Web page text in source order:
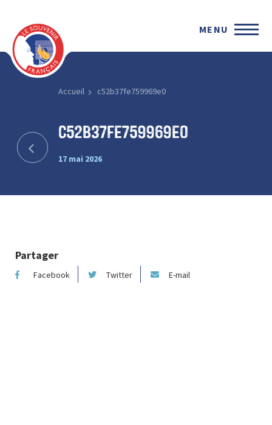
MENU
Accueil c52b37fe759969e0
c52b37fe759969e0
17 mai 2026
Partager
Facebook Twitter E-mail